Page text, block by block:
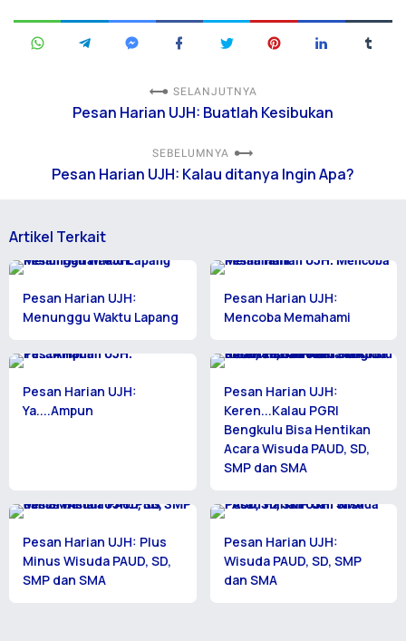
SELANJUTNYA
Pesan Harian UJH: Buatlah Kesibukan
SEBELUMNYA
Pesan Harian UJH: Kalau ditanya Ingin Apa?
Artikel Terkait
Pesan Harian UJH:
Menunggu Waktu Lapang
Pesan Harian UJH:
Mencoba Memahami
Pesan Harian UJH:
Ya....Ampun
Pesan Harian UJH:
Keren...Kalau PGRI
Bengkulu Bisa Hentikan
Acara Wisuda PAUD, SD,
SMP dan SMA
Pesan Harian UJH: Plus
Minus Wisuda PAUD, SD,
SMP dan SMA
Pesan Harian UJH:
Wisuda PAUD, SD, SMP
dan SMA